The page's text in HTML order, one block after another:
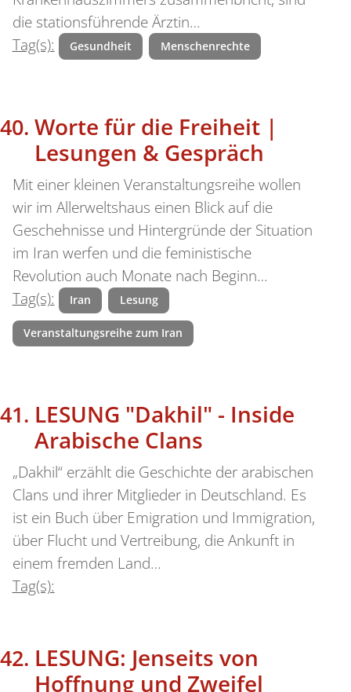
die stationsführende Ärztin…
Tag(s):
Gesundheit Menschenrechte
Worte für die Freiheit |
Lesungen & Gespräch
Mit einer kleinen Veranstaltungsreihe wollen
wir im Allerweltshaus einen Blick auf die
Geschehnisse und Hintergründe der Situation
im Iran werfen und die feministische
Revolution auch Monate nach Beginn…
Tag(s):
Iran Lesung
Veranstaltungsreihe zum Iran
LESUNG "Dakhil" - Inside
Arabische Clans
„Dakhil“ erzählt die Geschichte der arabischen
Clans und ihrer Mitglieder in Deutschland. Es
ist ein Buch über Emigration und Immigration,
über Flucht und Vertreibung, die Ankunft in
einem fremden Land…
Tag(s):
LESUNG: Jenseits von
Hoffnung und Zweifel